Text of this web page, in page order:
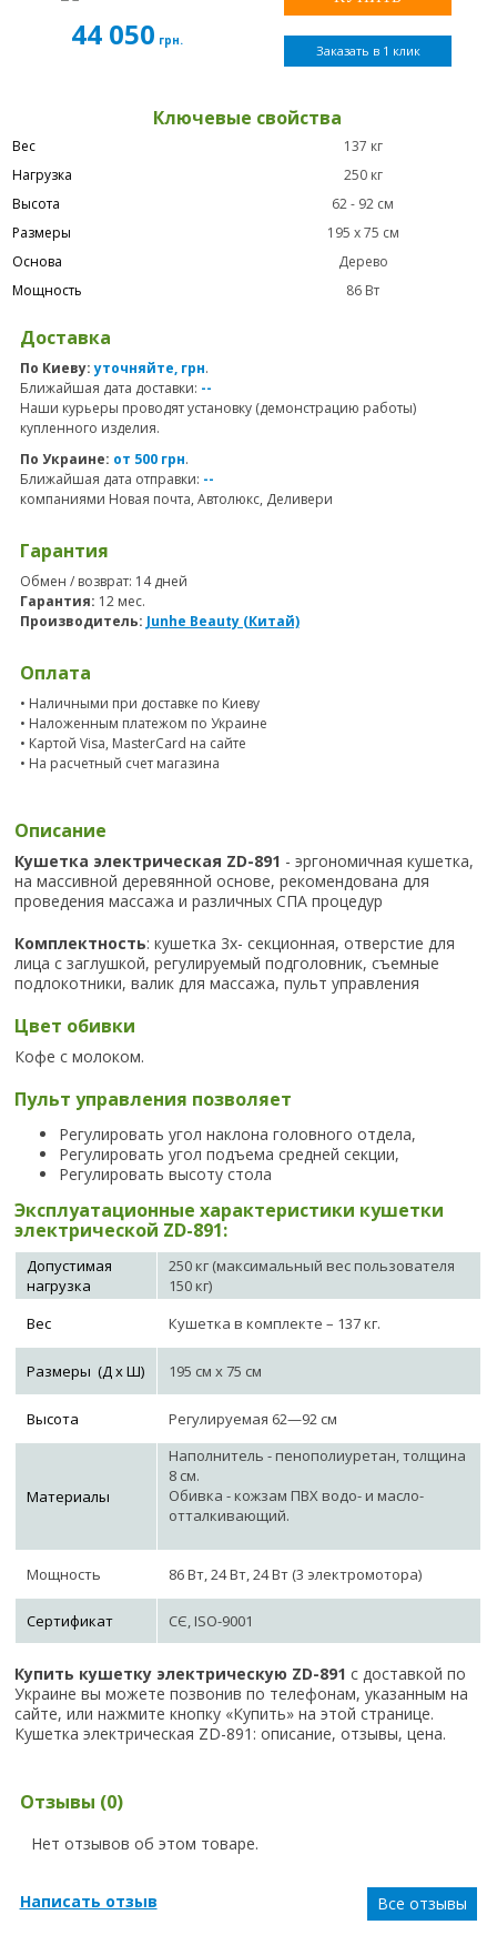
44 050 грн.
Заказать в 1 клик
Ключевые свойства
Вес
137 кг
Нагрузка
250 кг
Высота
62 - 92 см
Размеры
195 х 75 см
Основа
Дерево
Мощность
86 Вт
Доставка
По Киеву:уточняйте, грн.
Ближайшая дата доставки: --
Наши курьеры проводят установку (демонстрацию работы)
купленного изделия.
По Украине: от 500 грн.
Ближайшая дата отправки: --
компаниями Новая почта, Автолюкс, Деливери
Гарантия
Обмен / возврат: 14 дней
Гарантия: 12 мес.
Производитель: Junhe Beauty (Китай)
Оплата
• Наличными при доставке по Киеву
• Наложенным платежом по Украине
• Картой Visa, MasterCard на сайте
• На расчетный счет магазина
Описание
Кушетка электрическая ZD-891 - эргономичная кушетка,
на массивной деревянной основе, рекомендована для
проведения массажа и различных СПА процедур
Комплектность: кушетка 3х- секционная, отверстие для
лица с заглушкой, регулируемый подголовник, съемные
подлокотники, валик для массажа, пульт управления
Цвет обивки
Кофе с молоком.
Пульт управления позволяет
Регулировать угол наклона головного отдела,
Регулировать угол подъема средней секции,
Регулировать высоту стола
Эксплуатационные характеристики кушетки
электрической ZD-891:
Допустимая
нагрузка
250 кг (максимальный вес пользователя
150 кг)
Вес
Кушетка в комплекте – 137 кг.
Размеры (Д х Ш) 195 см х 75 см
Высота Регулируемая 62—92 см
Материалы
Наполнитель - пенополиуретан, толщина
8 см.
Обивка - кожзам ПВХ водо- и масло-
отталкивающий.
Мощность 86 Вт, 24 Вт, 24 Вт (3 электромотора)
Сертификат СЄ, ISO-9001
Купить кушетку электрическую ZD-891с доставкой по
Украине вы можете позвонив по телефонам, указанным на
сайте, или нажмите кнопку «Купить» на этой странице.
Кушетка электрическая ZD-891: описание, отзывы, цена.
Отзывы (0)
Нет отзывов об этом товаре.
Написать отзыв Все отзывы